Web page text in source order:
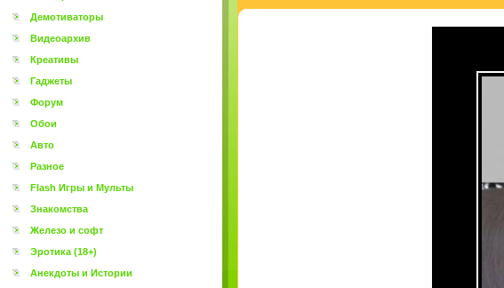
Демотиваторы
Видеоархив
Креативы
Гаджеты
Форум
Обои
Авто
Разное
Flash Игры и Мульты
Знакомства
Железо и софт
Эротика (18+)
Анекдоты и Истории